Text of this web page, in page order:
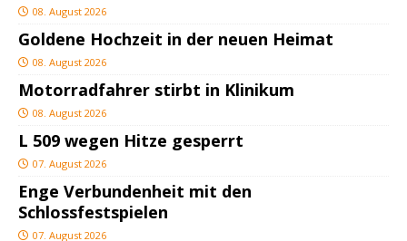
08. August 2026
Goldene Hochzeit in der neuen Heimat
08. August 2026
Motorradfahrer stirbt in Klinikum
08. August 2026
L 509 wegen Hitze gesperrt
07. August 2026
Enge Verbundenheit mit den
Schlossfestspielen
07. August 2026